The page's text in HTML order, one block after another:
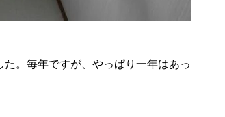
。毎年ですが、やっぱり一年はあっ